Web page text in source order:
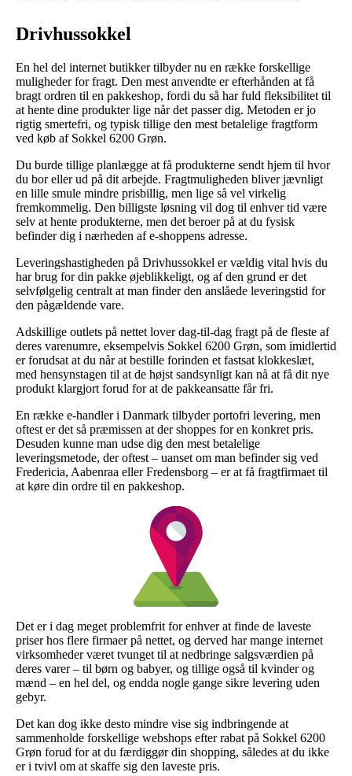
Drivhussokkel
En hel del internet butikker tilbyder nu en række forskellige
muligheder for fragt. Den mest anvendte er efterhånden at få
bragt ordren til en pakkeshop, fordi du så har fuld fleksibilitet til
at hente dine produkter lige når det passer dig. Metoden er jo
rigtig smertefri, og typisk tillige den mest betalelige fragtform
ved køb af Sokkel 6200 Grøn.
Du burde tillige planlægge at få produkterne sendt hjem til hvor
du bor eller ud på dit arbejde. Fragtmuligheden bliver jævnligt
en lille smule mindre prisbillig, men lige så vel virkelig
fremkommelig. Den billigste løsning vil dog til enhver tid være
selv at hente produkterne, men det beroer på at du fysisk
befinder dig i nærheden af e-shoppens adresse.
Leveringshastigheden på Drivhussokkel er vældig vital hvis du
har brug for din pakke øjeblikkeligt, og af den grund er det
selvfølgelig centralt at man finder den anslåede leveringstid for
den pågældende vare.
Adskillige outlets på nettet lover dag-til-dag fragt på de fleste af
deres varenumre, eksempelvis Sokkel 6200 Grøn, som imidlertid
er forudsat at du når at bestille forinden et fastsat klokkeslæt,
med hensynstagen til at de højst sandsynligt kan nå at få dit nye
produkt klargjort forud for at de pakkeansatte får fri.
En række e-handler i Danmark tilbyder portofri levering, men
oftest er det så præmissen at der shoppes for en konkret pris.
Desuden kunne man udse dig den mest betalelige
leveringsmetode, der oftest – uanset om man befinder sig ved
Fredericia, Aabenraa eller Fredensborg – er at få fragtfirmaet til
at køre din ordre til en pakkeshop.
Det er i dag meget problemfrit for enhver at finde de laveste
priser hos flere firmaer på nettet, og derved har mange internet
virksomheder været tvunget til at nedbringe salgsværdien på
deres varer – til børn og babyer, og tillige også til kvinder og
mænd – en hel del, og endda nogle gange sikre levering uden
gebyr.
Det kan dog ikke desto mindre vise sig indbringende at
sammenholde forskellige webshops efter rabat på Sokkel 6200
Grøn forud for at du færdiggør din shopping, således at du ikke
er i tvivl om at skaffe sig den laveste pris.